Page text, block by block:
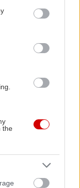
You may click to
party tags to
in below Google
the